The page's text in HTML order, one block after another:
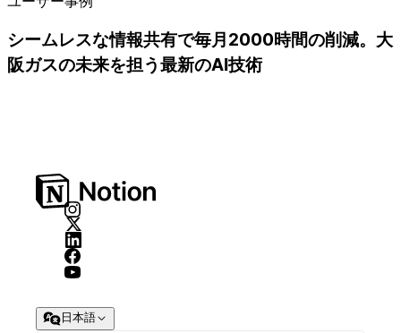
シームレスな情報共有で毎月2000時間の削減。大
阪ガスの未来を担う最新のAI技術
日本語